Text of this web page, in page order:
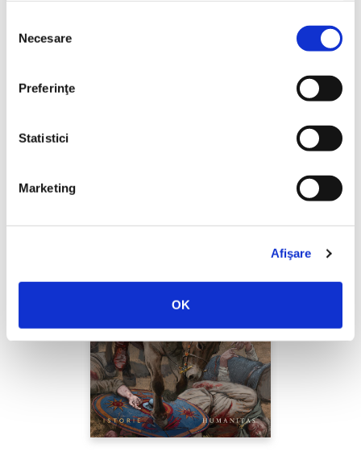
consimțământului
Necesare
Preferinţe
Statistici
Marketing
Afişare
OK